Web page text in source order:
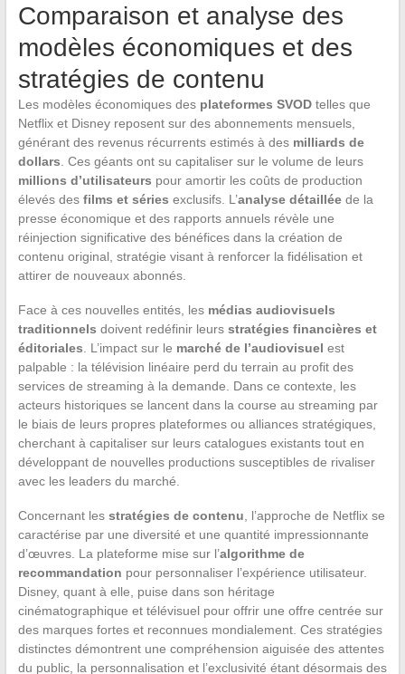
Comparaison et analyse des
modèles économiques et des
stratégies de contenu
Les modèles économiques des plateformes SVODtelles que
Netflix et Disney reposent sur des abonnements mensuels,
générant des revenus récurrents estimés à des milliards de
dollars . Ces géants ont su capitaliser sur le volume de leurs
millions d’utilisateurs pour amortir les coûts de production
élevés des films et séries exclusifs. L’analyse détailléede la
presse économique et des rapports annuels révèle une
réinjection significative des bénéfices dans la création de
contenu original, stratégie visant à renforcer la fidélisation et
attirer de nouveaux abonnés.
Face à ces nouvelles entités, les médias audiovisuels
traditionnels doivent redéfinir leurs stratégies financières et
éditoriales . L’impact sur le marché de l’audiovisuel est
palpable : la télévision linéaire perd du terrain au profit des
services de streaming à la demande. Dans ce contexte, les
acteurs historiques se lancent dans la course au streaming par
le biais de leurs propres plateformes ou alliances stratégiques,
cherchant à capitaliser sur leurs catalogues existants tout en
développant de nouvelles productions susceptibles de rivaliser
avec les leaders du marché.
Concernant les stratégies de contenu , l’approche de Netflix se
caractérise par une diversité et une quantité impressionnante
d’œuvres. La plateforme mise sur l’algorithme de
recommandation pour personnaliser l’expérience utilisateur.
Disney, quant à elle, puise dans son héritage
cinématographique et télévisuel pour offrir une offre centrée sur
des marques fortes et reconnues mondialement. Ces stratégies
distinctes démontrent une compréhension aiguisée des attentes
du public, la personnalisation et l’exclusivité étant désormais des